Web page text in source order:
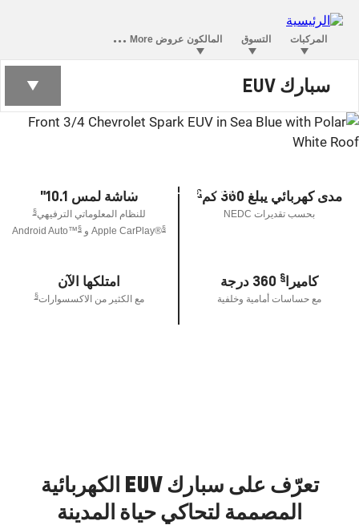
سبارك EUV
ابتداءً من 79,800 ريال مدى كهربائي يبلغ 360 كم
بحسب تقديرات NEDC
شاشة لمس 10.1"
للنظام المعلوماتي الترفيهي
®Apple CarPlay و ™Android Auto
كاميرا 360 درجة
مع حساسات أمامية وخلفية
امتلكها الآن
مع الكثير من الاكسسوارات
تعرّف على سبارك EUV الكهربائية
المصممة لتحاكي حياة المدينة